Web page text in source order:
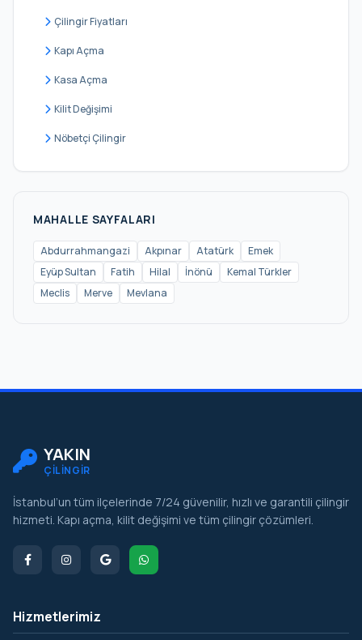
Çilingir Fiyatları
Kapı Açma
Kasa Açma
Kilit Değişimi
Nöbetçi Çilingir
MAHALLE SAYFALARI
Abdurrahmangazi Akpınar Atatürk
Emek
Eyüp Sultan
Fatih Hilal İnönü
Kemal Türkler
Meclis
Merve Mevlana
YAKIN
ÇİLİNGİR
İstanbul’un tüm ilçelerinde 7/24 güvenilir, hızlı ve garantili çilingir
hizmeti. Kapı açma, kilit değişimi ve tüm çilingir çözümleri.
Hizmetlerimiz